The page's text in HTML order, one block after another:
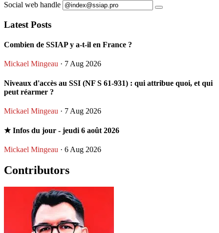
Social web handle
Latest Posts
Combien de SSIAP y a-t-il en France ?
Mickael Mingeau · 7 Aug 2026
Niveaux d'accès au SSI (NF S 61-931) : qui attribue quoi, et qui
peut réarmer ?
Mickael Mingeau · 7 Aug 2026
★ Infos du jour - jeudi 6 août 2026
Mickael Mingeau · 6 Aug 2026
Contributors